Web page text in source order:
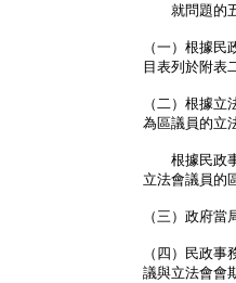
就問題的五
（一）根據
目表列於附表
（二）根據
為區議員的立
根據民政事
立法會議員的
（三）政府
（四）民政
議與立法會會